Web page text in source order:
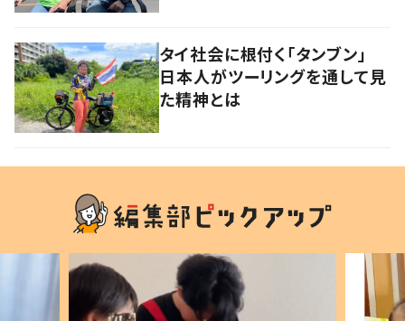
タイ社会に根付く「タンブン」
日本人がツーリングを通して見
た精神とは